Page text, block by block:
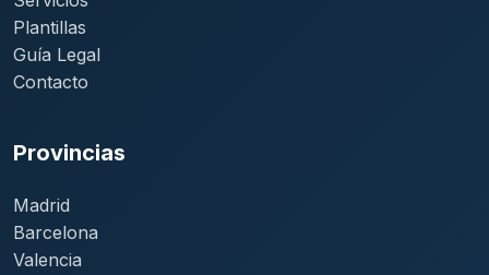
Plantillas
Guía Legal
Contacto
Provincias
Madrid
Barcelona
Valencia